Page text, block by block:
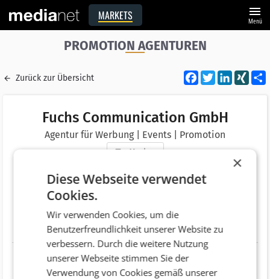
MARKETS menu
Menü
PROMOTION AGENTUREN
Zurück zur Übersicht Facebook
Twitter XING
Fuchs Communication GmbH
Agentur für Werbung | Events | Promotion
Merken
Website http://www.fuchsundfreude.at
×
Diese Webseite verwendet
Cookies.
Wir verwenden Cookies, um die
Benutzerfreundlichkeit unserer Website zu
verbessern. Durch die weitere Nutzung
unserer Webseite stimmen Sie der
Verwendung von Cookies gemäß unserer